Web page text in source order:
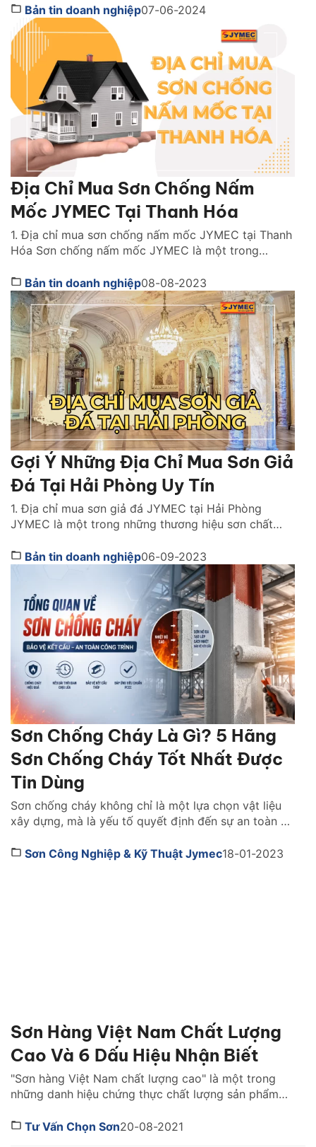
của đại lý phân phối, nhà thầu và chủ đầu tư. Công
ty cổ phần Sơn JYMEC, với danh tiếng về chất lượng
[…]
Bản tin doanh nghiệp07-06-2024
Địa Chỉ Mua Sơn Chống Nấm
Mốc JYMEC Tại Thanh Hóa
1. Địa chỉ mua sơn chống nấm mốc JYMEC tại Thanh
Hóa Sơn chống nấm mốc JYMEC là một trong
Thanh Hóa. Sơn không chỉ đem lại hiệu quả chống
nấm mốc cao mà còn tăng tính thẩm mỹ và bảo vệ
cho công trình. […]
Bản tin doanh nghiệp08-08-2023
Gợi Ý Những Địa Chỉ Mua Sơn Giả
Đá Tại Hải Phòng Uy Tín
1. Địa chỉ mua sơn giả đá JYMEC tại Hải Phòng
JYMEC là một trong những thương hiệu sơn chất
cao về chất lượng sản phẩm và độ uy tín của thương
hiệu. Sơn giả đá JYMEC có màu sắc đa dạng và kiểu
Bản tin doanh nghiệp06-09-2023
Sơn Chống Cháy Là Gì? 5 Hãng
Sơn Chống Cháy Tốt Nhất Được
Tin Dùng
Sơn chống cháy không chỉ là một lựa chọn vật liệu
xây dựng, mà là yếu tố quyết định đến sự an toàn và
hỏa hoạn. Vậy lựa sơn chống cháy hãng nào tốt?
Sơn Công Nghiệp & Kỹ Thuật Jymec18-01-2023
Sơn Hàng Việt Nam Chất Lượng
Cao Và 6 Dấu Hiệu Nhận Biết
"Sơn hàng Việt Nam chất lượng cao" là một trong
những danh hiệu chứng thực chất lượng sản phẩm
sơn đó cần đáp ứng những tiêu chuẩn khắt khe và
Tư Vấn Chọn Sơn20-08-2021